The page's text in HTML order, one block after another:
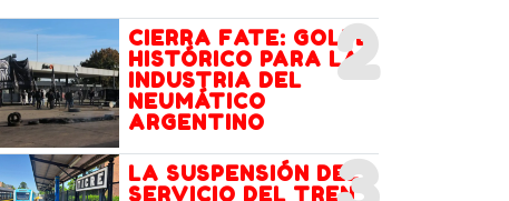
2
CIERRA FATE: GOLPE
HISTÓRICO PARA LA
INDUSTRIA DEL
NEUMÁTICO
ARGENTINO
LA SUSPENSIÓN DEL
SERVICIO DEL TREN